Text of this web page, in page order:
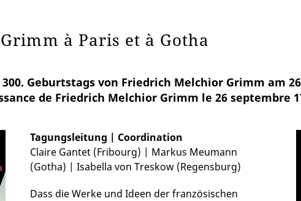
à Paris et à Gotha
Geburtstags von Friedrich Melchior Grimm am
de Friedrich Melchior Grimm le 26 septembre
Tagungsleitung | Coordination
Claire Gantet (Fribourg) | Markus Meumann
(Gotha) | Isabella von Treskow (Regensburg)
Dass die Werke und Ideen der französischen